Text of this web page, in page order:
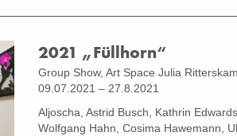
2021 „Füllhorn“
Group Show, Art Space Julia
09.07.2021 – 27.8.2021
Aljoscha, Astrid Busch, Kathrin
Wolfgang Hahn, Cosima Hawemann,